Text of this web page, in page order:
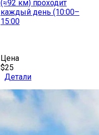
(≈92 км) проходит
каждый день (10:00–
15:00
Цена
$25
Детали